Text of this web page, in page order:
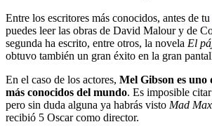
Entre los escritores más conocidos, antes de tu
puedes leer las obras de David Malour y de
segunda ha escrito, entre otros, la novela El
obtuvo también un gran éxito en la gran
En el caso de los actores, Mel Gibson es uno
más conocidos del mundo. Es imposible
pero sin duda alguna ya habrás visto Mad Max
recibió 5 Oscar como director.